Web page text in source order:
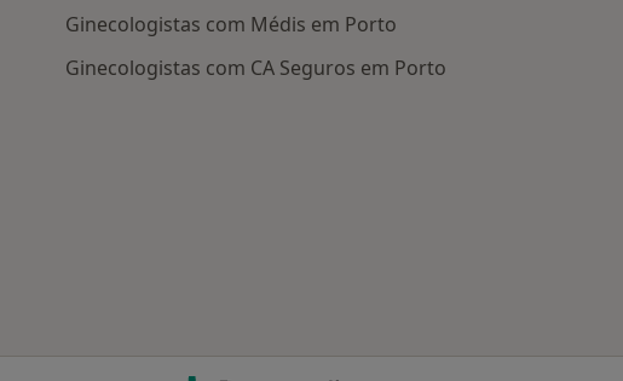
Ginecologistas com Médis em Porto
Ginecologistas com CA Seguros em Porto